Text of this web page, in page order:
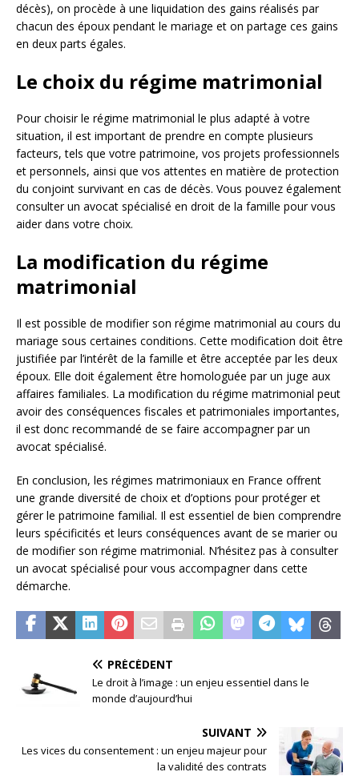
décès), on procède à une liquidation des gains réalisés par
chacun des époux pendant le mariage et on partage ces gains
en deux parts égales.
Le choix du régime matrimonial
Pour choisir le régime matrimonial le plus adapté à votre
situation, il est important de prendre en compte plusieurs
facteurs, tels que votre patrimoine, vos projets professionnels
et personnels, ainsi que vos attentes en matière de protection
du conjoint survivant en cas de décès. Vous pouvez également
consulter un avocat spécialisé en droit de la famille pour vous
aider dans votre choix.
La modification du régime
matrimonial
Il est possible de modifier son régime matrimonial au cours du
mariage sous certaines conditions. Cette modification doit être
justifiée par l’intérêt de la famille et être acceptée par les deux
époux. Elle doit également être homologuée par un juge aux
affaires familiales. La modification du régime matrimonial peut
avoir des conséquences fiscales et patrimoniales importantes,
il est donc recommandé de se faire accompagner par un
avocat spécialisé.
En conclusion, les régimes matrimoniaux en France offrent
une grande diversité de choix et d’options pour protéger et
gérer le patrimoine familial. Il est essentiel de bien comprendre
leurs spécificités et leurs conséquences avant de se marier ou
de modifier son régime matrimonial. N’hésitez pas à consulter
un avocat spécialisé pour vous accompagner dans cette
démarche.
PRÉCÉDENT
Le droit à l’image : un enjeu essentiel dans le
monde d’aujourd’hui
SUIVANT
Les vices du consentement : un enjeu majeur pour
la validité des contrats